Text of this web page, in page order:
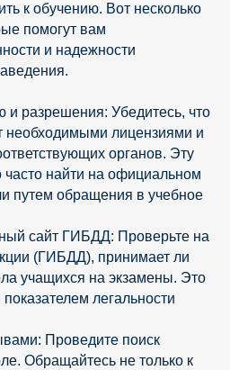
к обучению. Вот несколько
помогут вам
и надежности
и разрешения: Убедитесь, что
необходимыми лицензиями и
органов. Эту
найти на официальном
путем обращения в учебное
сайт ГИБДД: Проверьте на
(ГИБДД), принимает ли
учащихся на экзамены. Это
легальности
Проведите поиск
Обращайтесь не только к